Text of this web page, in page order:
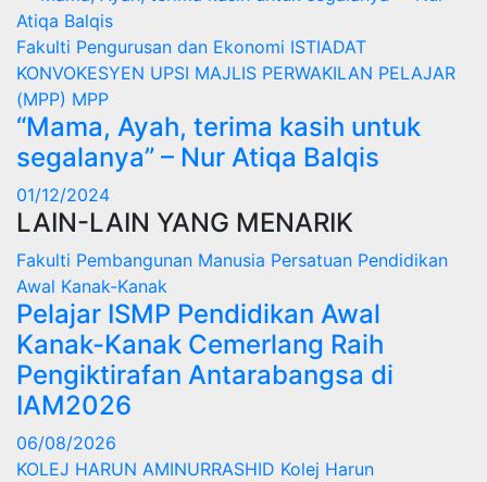
Fakulti Pengurusan dan Ekonomi ISTIADAT
KONVOKESYEN UPSI MAJLIS PERWAKILAN PELAJAR
(MPP) MPP
“Mama, Ayah, terima kasih untuk
segalanya” – Nur Atiqa Balqis
01/12/2024
LAIN-LAIN YANG MENARIK
Fakulti Pembangunan Manusia Persatuan Pendidikan
Awal Kanak-Kanak
Pelajar ISMP Pendidikan Awal
Kanak-Kanak Cemerlang Raih
Pengiktirafan Antarabangsa di
IAM2026
06/08/2026
KOLEJ HARUN AMINURRASHID Kolej Harun